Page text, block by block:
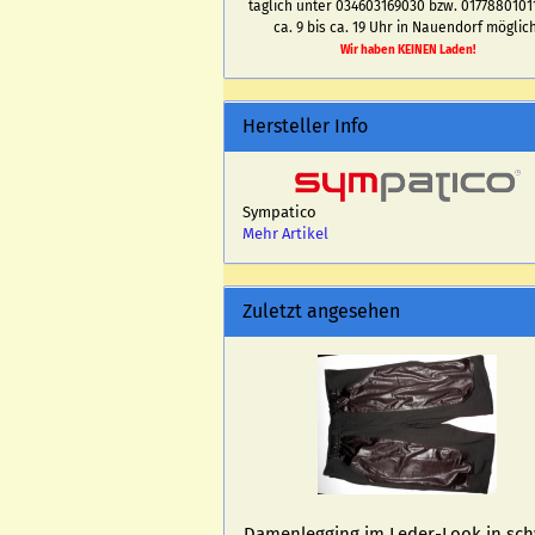
täglich unter 034603169030 bzw.
ca. 9 bis ca. 19 Uhr in Nauendorf
Wir haben KEINEN Laden!
Hersteller Info
Sympatico
Mehr Artikel
Zuletzt angesehen